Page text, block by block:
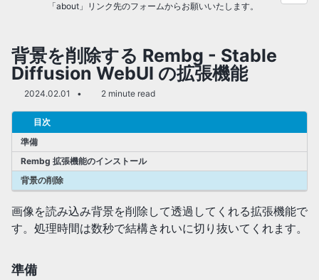
「about」リンク先のフォームからお願いいたします。
背景を削除する Rembg - Stable
Diffusion WebUI の拡張機能
2024.02.01 2 minute read
目次
準備
Rembg 拡張機能のインストール
背景の削除
画像を読み込み背景を削除して透過してくれる拡張機能で
す。処理時間は数秒で結構きれいに切り抜いてくれます。
準備